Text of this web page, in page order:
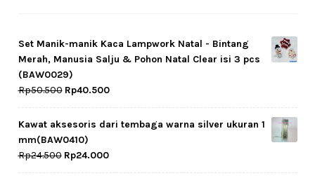
Set Manik-manik Kaca Lampwork Natal - Bintang
Merah, Manusia Salju & Pohon Natal Clear isi 3 pcs
(BAW0029)
Rp50.500 Original
price
was:
Rp50.500.
Rp40.500Current
price
is:
Kawat aksesoris dari tembaga warna silver ukuran 1
mm(BAW0410)
Rp24.500 Original
price
Rp24.000Current
price